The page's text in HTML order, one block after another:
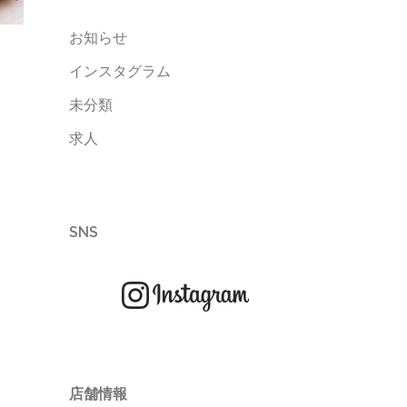
お知らせ
インスタグラム
未分類
求人
SNS
店舗情報